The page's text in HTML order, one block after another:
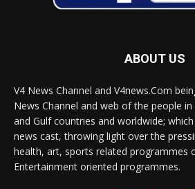
ABOUT US
V4 News Channel and V4news.Com
News Channel and web of the people
and Gulf countries and worldwide;
news cast, throwing light over the
health, art, sports related programmes
Entertainment oriented programmes.